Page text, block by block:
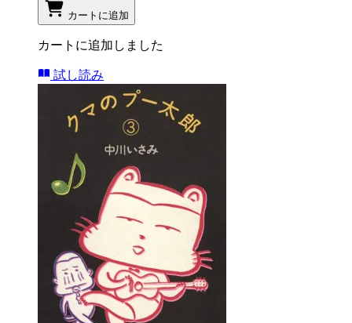
カートに追加
カートに追加しました
試し読み